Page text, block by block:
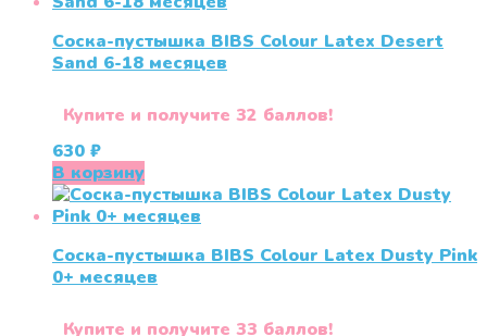
Соска-пустышка BIBS Colour Latex Desert
Sand 6-18 меcяцев
Купите и получите 32 баллов!
630 ₽
В корзину
Соска-пустышка BIBS Colour Latex Dusty Pink
0+ меcяцев
Купите и получите 33 баллов!